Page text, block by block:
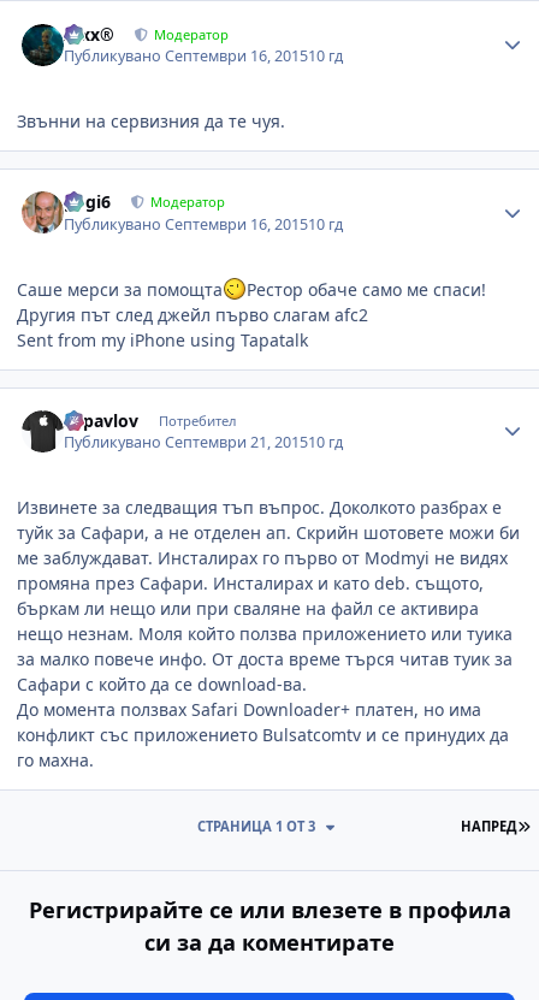
Alxx® Модератор
ПубликуваноСептември 16, 201510 гд
Звънни на сервизния да те чуя.
gogi6 Модератор
ПубликуваноСептември 16, 201510 гд
Саше мерси за помощта
Рестор обаче само ме спаси!
Другия път след джейл първо слагам afc2
Sent from my iPhone using Tapatalk
skpavlov Потребител
ПубликуваноСептември 21, 201510 гд
Извинете за следващия тъп въпрос. Доколкото разбрах е
туйк за Сафари, а не отделен ап. Скрийн шотовете можи би
ме заблуждават. Инсталирах го първо от Modmyi не видях
промяна през Сафари. Инсталирах и като deb. същото,
бъркам ли нещо или при сваляне на файл се активира
нещо незнам. Моля който ползва приложението или туика
за малко повече инфо. От доста време търся читав туик за
Сафари с който да се download-ва.
До момента ползвах Safari Downloader+ платен, но има
конфликт със приложението Bulsatcomtv и се принудих да
го махна.
НАПРЕД
СТРАНИЦА 1 ОТ 3
Регистрирайте се или влезете в профила
си за да коментирате